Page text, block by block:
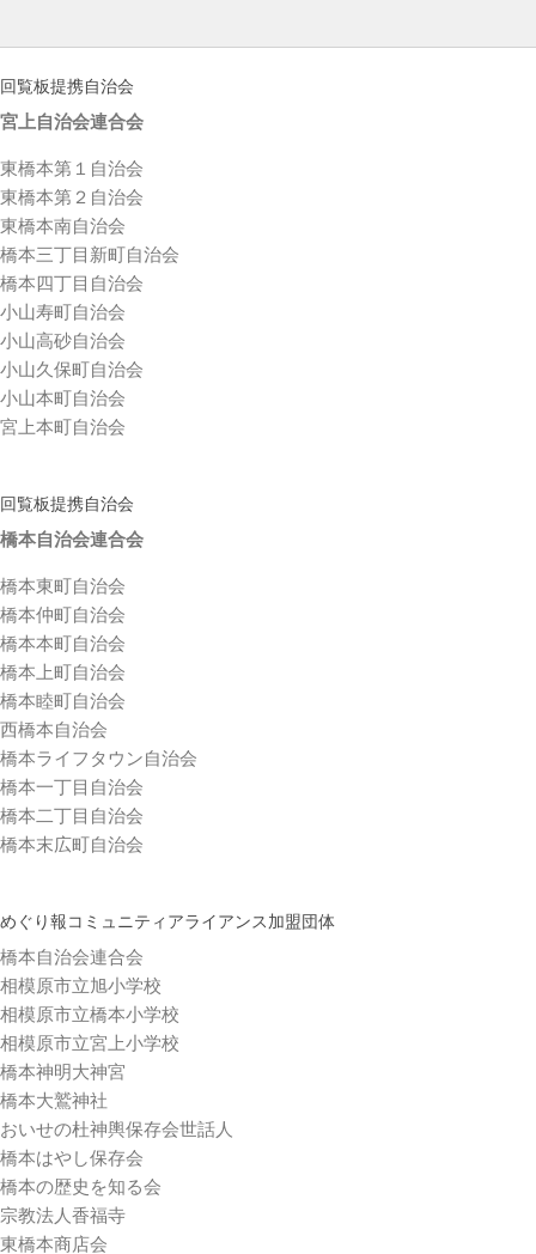
回覧板提携自治会
宮上自治会連合会
東橋本第１自治会
東橋本第２自治会
東橋本南自治会
橋本三丁目新町自治会
橋本四丁目自治会
小山寿町自治会
小山高砂自治会
小山久保町自治会
小山本町自治会
宮上本町自治会
回覧板提携自治会
橋本自治会連合会
橋本東町自治会
橋本仲町自治会
橋本本町自治会
橋本上町自治会
橋本睦町自治会
西橋本自治会
橋本ライフタウン自治会
橋本一丁目自治会
橋本二丁目自治会
橋本末広町自治会
めぐり報コミュニティアライアンス加盟団体
橋本自治会連合会
相模原市立旭小学校
相模原市立橋本小学校
相模原市立宮上小学校
橋本神明大神宮
橋本大鷲神社
おいせの杜神輿保存会世話人
橋本はやし保存会
橋本の歴史を知る会
宗教法人香福寺
東橋本商店会